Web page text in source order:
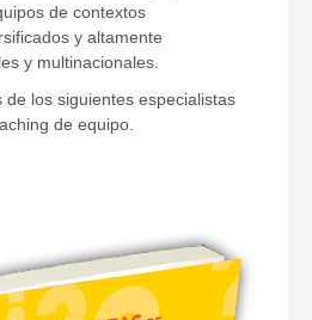
de contextos
y altamente
y multinacionales.
de los siguientes especialistas
de equipo.